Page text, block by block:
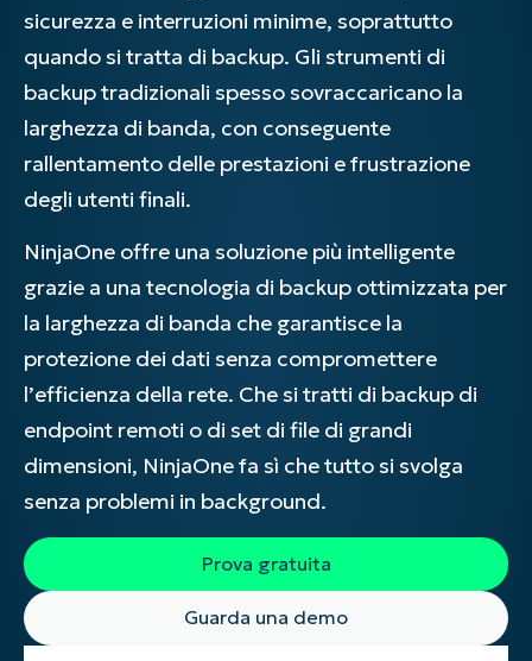
sicurezza e interruzioni minime, soprattutto
quando si tratta di backup. Gli strumenti di
backup tradizionali spesso sovraccaricano la
larghezza di banda, con conseguente
rallentamento delle prestazioni e frustrazione
degli utenti finali.
NinjaOne offre una soluzione più intelligente
grazie a una tecnologia di backup ottimizzata per
la larghezza di banda che garantisce la
protezione dei dati senza compromettere
l’efficienza della rete. Che si tratti di backup di
endpoint remoti o di set di file di grandi
dimensioni, NinjaOne fa sì che tutto si svolga
senza problemi in background.
Prova gratuita
Guarda una demo